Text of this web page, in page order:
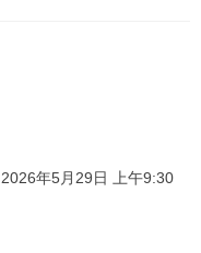
2026年5月29日 上午9:30